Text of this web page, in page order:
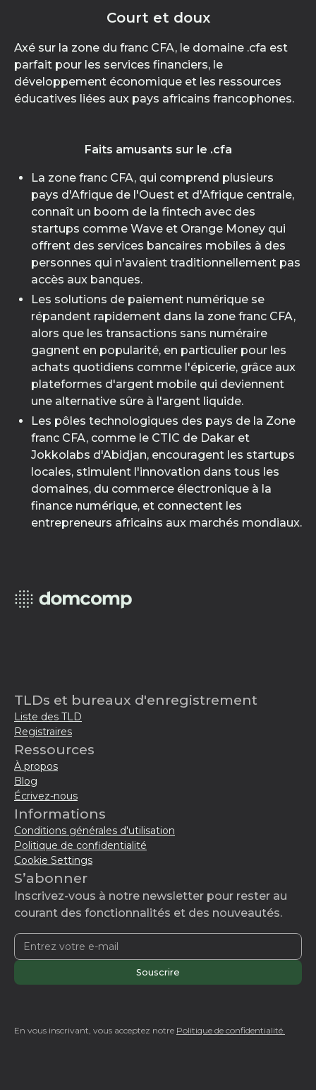
Court et doux
Axé sur la zone du franc CFA, le domaine .cfa est
parfait pour les services financiers, le
développement économique et les ressources
éducatives liées aux pays africains francophones.
Faits amusants sur le .cfa
La zone franc CFA, qui comprend plusieurs
pays d'Afrique de l'Ouest et d'Afrique centrale,
connaît un boom de la fintech avec des
startups comme Wave et Orange Money qui
offrent des services bancaires mobiles à des
personnes qui n'avaient traditionnellement pas
accès aux banques.
Les solutions de paiement numérique se
répandent rapidement dans la zone franc CFA,
alors que les transactions sans numéraire
gagnent en popularité, en particulier pour les
achats quotidiens comme l'épicerie, grâce aux
plateformes d'argent mobile qui deviennent
une alternative sûre à l'argent liquide.
Les pôles technologiques des pays de la Zone
franc CFA, comme le CTIC de Dakar et
Jokkolabs d'Abidjan, encouragent les startups
locales, stimulent l'innovation dans tous les
domaines, du commerce électronique à la
finance numérique, et connectent les
entrepreneurs africains aux marchés mondiaux.
TLDs et bureaux d'enregistrement
Liste des TLD
Registraires
Ressources
À propos
Blog
Écrivez-nous
Informations
Conditions générales d'utilisation
Politique de confidentialité
Cookie Settings
S’abonner
Inscrivez-vous à notre newsletter pour rester au
courant des fonctionnalités et des nouveautés.
En vous inscrivant, vous acceptez notre Politique de confidentialité.